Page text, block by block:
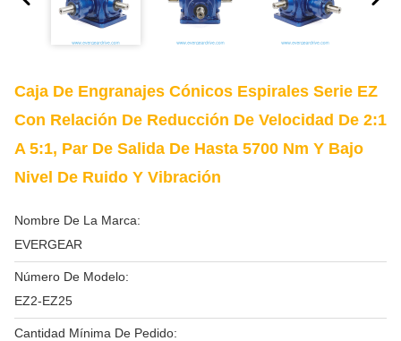
Caja De Engranajes Cónicos Espirales Serie EZ
Con Relación De Reducción De Velocidad De 2:1
A 5:1, Par De Salida De Hasta 5700 Nm Y Bajo
Nivel De Ruido Y Vibración
Nombre De La Marca:
EVERGEAR
Número De Modelo:
EZ2-EZ25
Cantidad Mínima De Pedido: